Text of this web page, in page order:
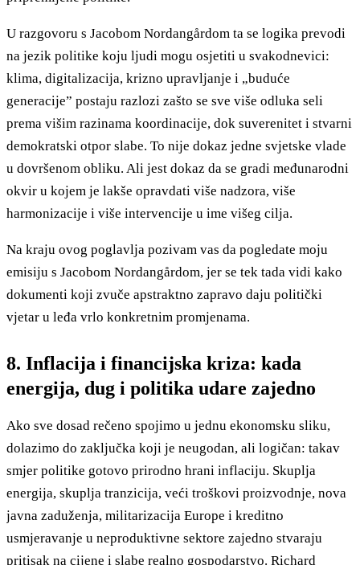
U razgovoru s Jacobom Nordangårdom ta se logika prevodi
na jezik politike koju ljudi mogu osjetiti u svakodnevici:
klima, digitalizacija, krizno upravljanje i „buduće
generacije” postaju razlozi zašto se sve više odluka seli
prema višim razinama koordinacije, dok suverenitet i stvarni
demokratski otpor slabe. To nije dokaz jedne svjetske vlade
u dovršenom obliku. Ali jest dokaz da se gradi međunarodni
okvir u kojem je lakše opravdati više nadzora, više
harmonizacije i više intervencije u ime višeg cilja.
Na kraju ovog poglavlja pozivam vas da pogledate moju
emisiju s Jacobom Nordangårdom, jer se tek tada vidi kako
dokumenti koji zvuče apstraktno zapravo daju politički
vjetar u leđa vrlo konkretnim promjenama.
8. Inflacija i financijska kriza: kada
energija, dug i politika udare zajedno
Ako sve dosad rečeno spojimo u jednu ekonomsku sliku,
dolazimo do zaključka koji je neugodan, ali logičan: takav
smjer politike gotovo prirodno hrani inflaciju. Skuplja
energija, skuplja tranzicija, veći troškovi proizvodnje, nova
javna zaduženja, militarizacija Europe i kreditno
usmjeravanje u neproduktivne sektore zajedno stvaraju
pritisak na cijene i slabe realno gospodarstvo. Richard